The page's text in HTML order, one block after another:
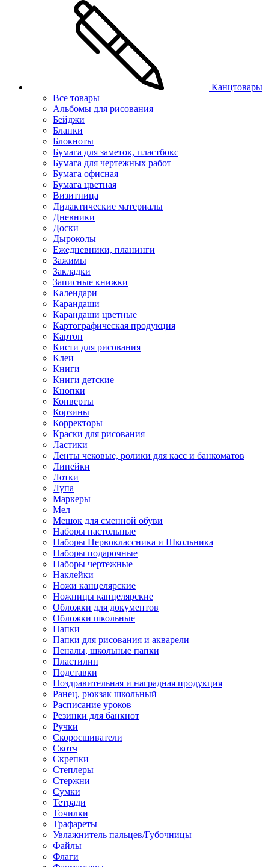
Канцтовары
Все товары
Альбомы для рисования
Бейджи
Бланки
Блокноты
Бумага для заметок, пластбокс
Бумага для чертежных работ
Бумага офисная
Бумага цветная
Визитница
Дидактические материалы
Дневники
Доски
Дыроколы
Ежедневники, планинги
Зажимы
Закладки
Записные книжки
Календари
Карандаши
Карандаши цветные
Картографическая продукция
Картон
Кисти для рисования
Клеи
Книги
Книги детские
Кнопки
Конверты
Корзины
Корректоры
Краски для рисования
Ластики
Ленты чековые, ролики для касс и банкоматов
Линейки
Лотки
Лупа
Маркеры
Мел
Мешок для сменной обуви
Наборы настольные
Наборы Первоклассника и Школьника
Наборы подарочные
Наборы чертежные
Наклейки
Ножи канцелярские
Ножницы канцелярские
Обложки для документов
Обложки школьные
Папки
Папки для рисования и акварели
Пеналы, школьные папки
Пластилин
Подставки
Поздравительная и наградная продукция
Ранец, рюкзак школьный
Расписание уроков
Резинки для банкнот
Ручки
Скоросшиватели
Скотч
Скрепки
Степлеры
Стержни
Сумки
Тетради
Точилки
Трафареты
Увлажнитель пальцев/Губочницы
Файлы
Флаги